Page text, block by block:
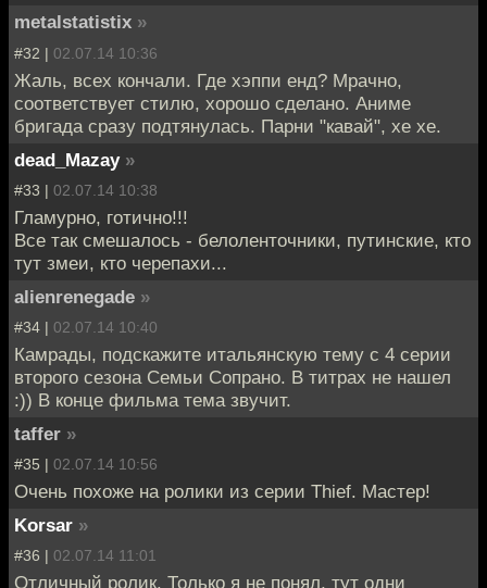
metalstatistix »
#32 | 02.07.14 10:36
Жаль, всех кончали. Где хэппи енд? Мрачно,
соответствует стилю, хорошо сделано. Аниме
бригада сразу подтянулась. Парни "кавай", хе хе.
dead_Mazay »
#33 | 02.07.14 10:38
Гламурно, готично!!!
Все так смешалось - белоленточники, путинские, кто
тут змеи, кто черепахи...
alienrenegade »
#34 | 02.07.14 10:40
Камрады, подскажите итальянскую тему с 4 серии
второго сезона Семьи Сопрано. В титрах не нашел
:)) В конце фильма тема звучит.
taffer »
#35 | 02.07.14 10:56
Очень похоже на ролики из серии Thief. Мастер!
Korsar »
#36 | 02.07.14 11:01
Отличный ролик. Только я не понял, тут одни